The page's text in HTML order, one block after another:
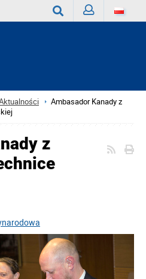
Ambasador Kanady z
z